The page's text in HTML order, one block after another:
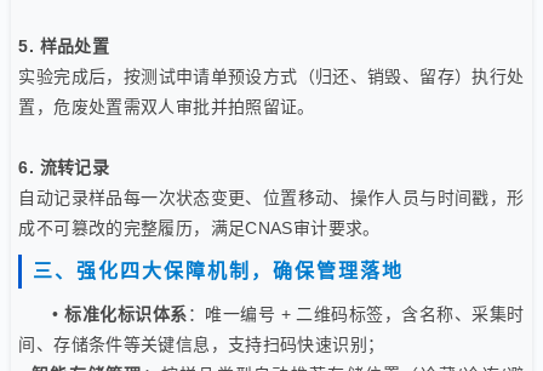
5. 样品处置
实验完成后，按测试申请单预设方式（归还、销毁、留存）执行处
置，危废处置需双人审批并拍照留证。
6. 流转记录
自动记录样品每一次状态变更、位置移动、操作人员与时间戳，形
成不可篡改的完整履历，满足CNAS审计要求。
三、强化四大保障机制，确保管理落地
•标准化标识体系：唯一编号 + 二维码标签，含名称、采集时
间、存储条件等关键信息，支持扫码快速识别；